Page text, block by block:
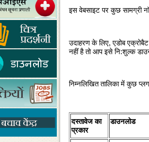
इस वेबसाइट पर कुछ सामग्री
उदाहरण के लिए, एडोब
नहीं है तो आप इसे नि:शुल्‍क
निम्‍नलिखित तालिका में कुछ
दस्‍तावेज का
प्रकार
डाउनलोड